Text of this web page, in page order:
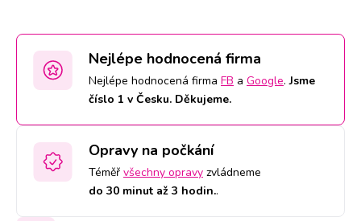
Nejlépe hodnocená firma
Nejlépe hodnocená firma FB a Google.Jsme
číslo 1 v Česku. Děkujeme.
Opravy na počkání
Téměř všechny opravy zvládneme
do 30 minut až 3 hodin..